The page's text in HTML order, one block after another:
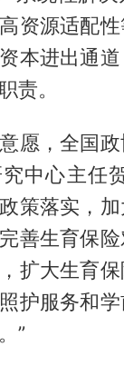
资源适配性
本进出通
责。
愿，全国
中心主任
策落实，
善生育保
扩大生育保
护服务和
”